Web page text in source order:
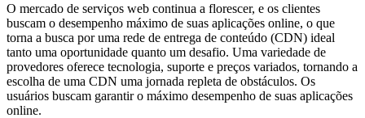
O mercado de serviços web continua a florescer, e os clientes
buscam o desempenho máximo de suas aplicações online, o que
torna a busca por uma rede de entrega de conteúdo (CDN) ideal
tanto uma oportunidade quanto um desafio. Uma variedade de
provedores oferece tecnologia, suporte e preços variados, tornando a
escolha de uma CDN uma jornada repleta de obstáculos. Os
usuários buscam garantir o máximo desempenho de suas aplicações
online.